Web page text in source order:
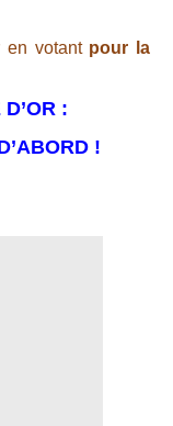
en votant pour la
:
!